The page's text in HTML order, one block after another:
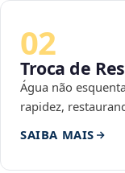
02
Troca de
Água não
rapidez,
SAIBA MAIS